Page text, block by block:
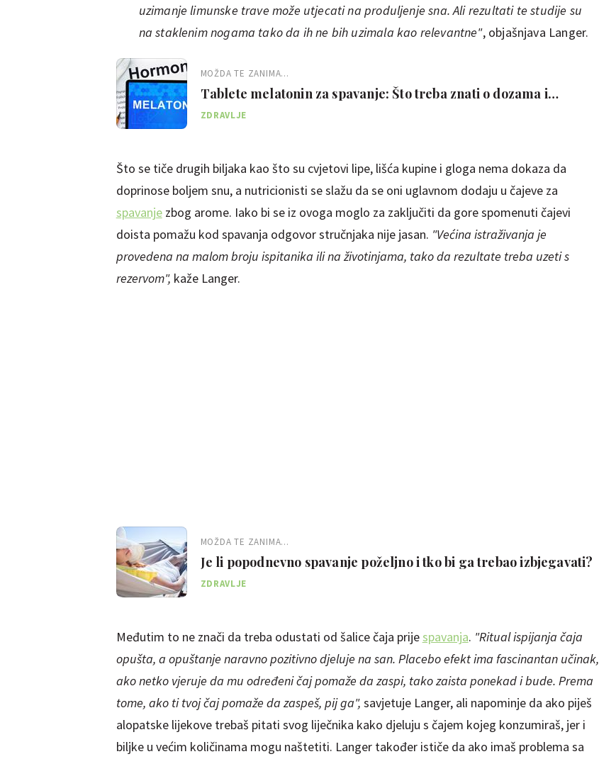
uzimanje limunske trave može utjecati na produljenje sna. Ali rezultati te studije su
na staklenim nogama tako da ih ne bih uzimala kao relevantne", objašnjava Langer.
MOŽDA TE ZANIMA...
Tablete melatonin za spavanje: Što treba znati o dozama i
mogućim posljedicama
ZDRAVLJE
Što se tiče drugih biljaka kao što su cvjetovi lipe, lišća kupine i gloga nema dokaza da
doprinose boljem snu, a nutricionisti se slažu da se oni uglavnom dodaju u čajeve za
spavanjezbog arome. Iako bi se iz ovoga moglo za zaključiti da gore spomenuti čajevi
doista pomažu kod spavanja odgovor stručnjaka nije jasan. "Većina istraživanja je
provedena na malom broju ispitanika ili na životinjama, tako da rezultate treba uzeti s
rezervom", kaže Langer.
MOŽDA TE ZANIMA...
Je li popodnevno spavanje poželjno i tko bi ga trebao izbjegavati?
ZDRAVLJE
Međutim to ne znači da treba odustati od šalice čaja prijespavanja. "Ritual ispijanja čaja
opušta, a opuštanje naravno pozitivno djeluje na san. Placebo efekt ima fascinantan učinak,
ako netko vjeruje da mu određeni čaj pomaže da zaspi, tako zaista ponekad i bude. Prema
tome, ako ti tvoj čaj pomaže da zaspeš, pij ga", savjetuje Langer, ali napominje da ako piješ
alopatske lijekove trebaš pitati svog liječnika kako djeluju s čajem kojeg konzumiraš, jer i
biljke u većim količinama mogu naštetiti. Langer također ističe da ako imaš problema sa